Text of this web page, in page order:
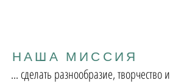
НАША МИССИЯ
... сделать разнообразие, творчество и